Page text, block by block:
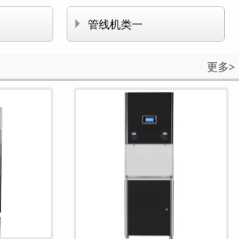
 管线机类一
更多>